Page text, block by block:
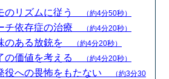
のリズムに従う （約4分50秒）
チ依存症の治療 （約4分20秒）
のある放銃を （約4分20秒）
の価値を考える （約4分20秒）
役への畏怖をもたない
（約3分30